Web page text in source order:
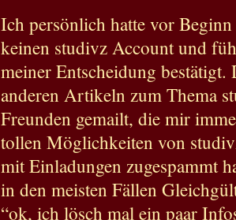
Ich persönlich hatte vor
keinen studivz Account und
meiner Entscheidung
anderen Artikeln zum Thema
Freunden gemailt, die mir
tollen Möglichkeiten von
mit Einladungen zugespammt
in den meisten Fällen
“ok, ich lösch mal ein paar